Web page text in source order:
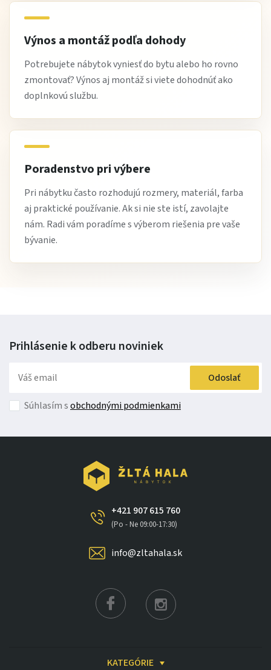
Výnos a montáž podľa dohody
Potrebujete nábytok vyniesť do bytu alebo ho rovno
zmontovať? Výnos aj montáž si viete dohodnúť ako
doplnkovú službu.
Poradenstvo pri výbere
Pri nábytku často rozhodujú rozmery, materiál, farba
aj praktické používanie. Ak si nie ste istí, zavolajte
nám. Radi vám poradíme s výberom riešenia pre vaše
bývanie.
Prihlásenie k odberu noviniek
Odoslať
Súhlasím sobchodnými podmienkami
+421 907 615 760
(Po - Ne 09:00-17:30)
info@zltahala.sk
KATEGÓRIE